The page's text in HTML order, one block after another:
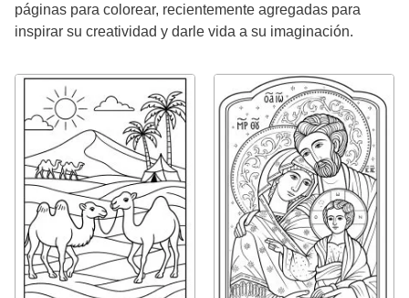
páginas para colorear, recientemente agregadas para
inspirar su creatividad y darle vida a su imaginación.